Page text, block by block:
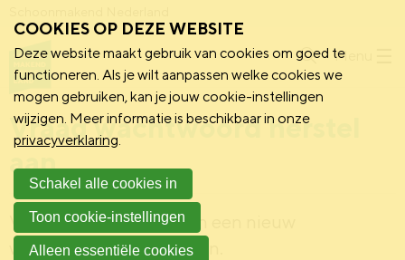
Menu
Vraag wachtwoord herstel
aan
Vul je e-mailadres in om een nieuw
wachtwoord te verkrijgen.
COOKIES OP DEZE WEBSITE
Deze website maakt gebruik van cookies om goed te
functioneren. Als je wilt aanpassen welke cookies we
mogen gebruiken, kan je jouw cookie-instellingen
wijzigen. Meer informatie is beschikbaar in onze
privacyverklaring.
Schakel alle cookies in
Toon cookie-instellingen
Alleen essentiële cookies